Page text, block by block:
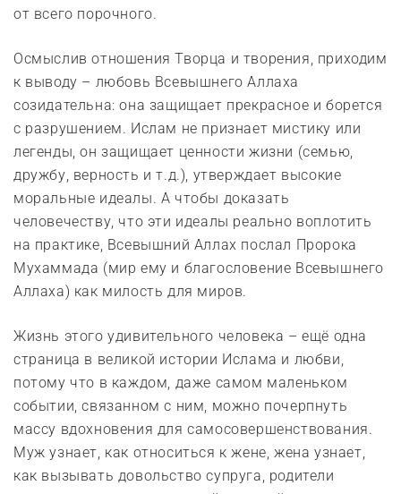
от всего порочного.
Осмыслив отношения Творца и творения, приходим
к выводу – любовь Всевышнего Аллаха
созидательна: она защищает прекрасное и борется
с разрушением. Ислам не признает мистику или
легенды, он защищает ценности жизни (семью,
дружбу, верность и т.д.), утверждает высокие
моральные идеалы. А чтобы доказать
человечеству, что эти идеалы реально воплотить
на практике, Всевышний Аллах послал Пророка
Мухаммада (мир ему и благословение Всевышнего
Аллаха) как милость для миров.
Жизнь этого удивительного человека – ещё одна
страница в великой истории Ислама и любви,
потому что в каждом, даже самом маленьком
событии, связанном с ним, можно почерпнуть
массу вдохновения для самосовершенствования.
Муж узнает, как относиться к жене, жена узнает,
как вызывать довольство супруга, родители